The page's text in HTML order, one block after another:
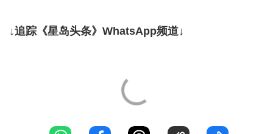
↓追踪《星岛头条》WhatsApp频道↓